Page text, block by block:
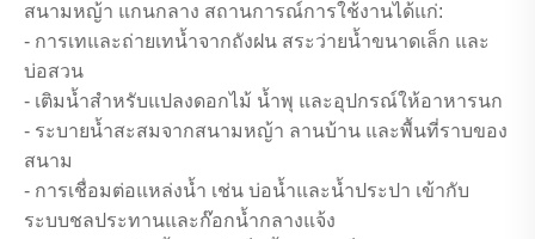
สนามหญ้า แกนกลาง สถานการณ์การใช้งานได้แก่:
- การเทและถ่ายเทน้ำจากถังฝน สระว่ายน้ำขนาดเล็ก และ
บ่อสวน
- เติมน้ำสำหรับแปลงดอกไม้ น้ำพุ และอุปกรณ์ให้อาหารนก
- ระบายน้ำสะสมจากสนามหญ้า ลานบ้าน และพื้นที่ราบของ
สนาม
- การเชื่อมต่อแหล่งน้ำ เช่น บ่อน้ำและน้ำประปา เข้ากับ
ระบบชลประทานและก๊อกน้ำกลางแจ้ง